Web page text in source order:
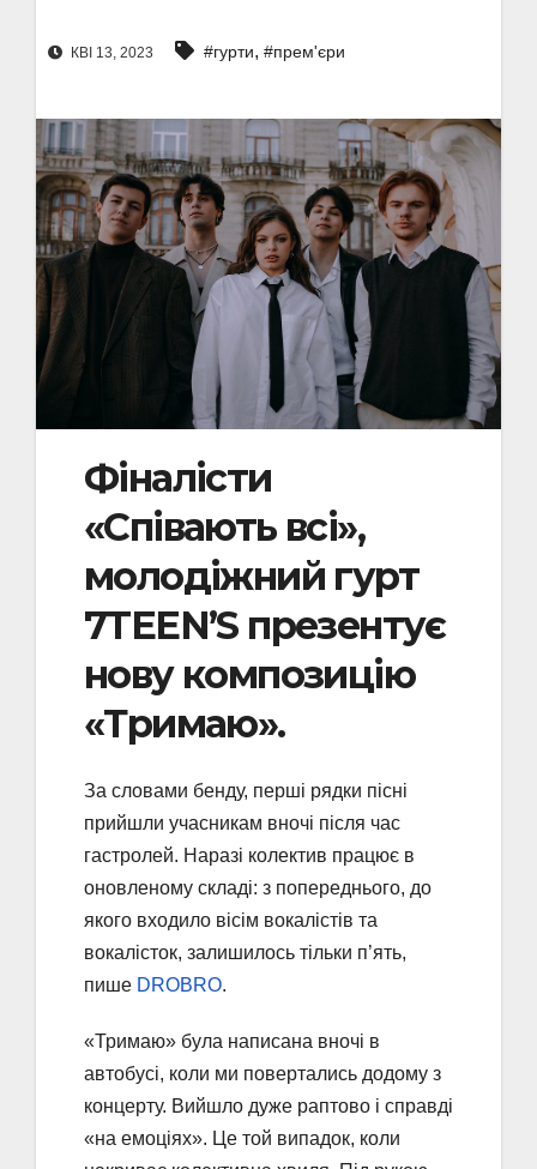
КВІ 13, 2023 #гурти, #прем'єри
Фіналісти
«Співають всі»,
молодіжний гурт
7TEEN’S презентує
нову композицію
«Тримаю».
За словами бенду, перші рядки пісні
прийшли учасникам вночі після час
гастролей. Наразі колектив працює в
оновленому складі: з попереднього, до
якого входило вісім вокалістів та
вокалісток, залишилось тільки п’ять,
пише DROBRO.
«Тримаю» була написана вночі в
автобусі, коли ми повертались додому з
концерту. Вийшло дуже раптово і справді
«на емоціях». Це той випадок, коли